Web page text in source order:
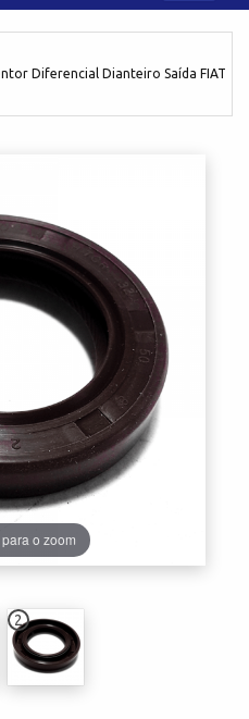
Diferencial Dianteiro Saída FIAT
2
o zoom